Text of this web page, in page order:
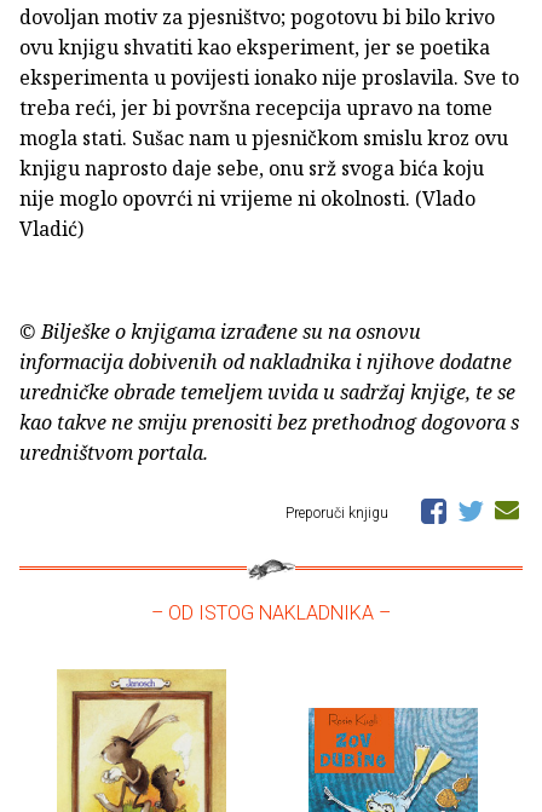
dovoljan motiv za pjesništvo; pogotovu bi bilo krivo
ovu knjigu shvatiti kao eksperiment, jer se poetika
eksperimenta u povijesti ionako nije proslavila. Sve to
treba reći, jer bi površna recepcija upravo na tome
mogla stati. Sušac nam u pjesničkom smislu kroz ovu
knjigu naprosto daje sebe, onu srž svoga bića koju
nije moglo opovrći ni vrijeme ni okolnosti. (Vlado
Vladić)
© Bilješke o knjigama izrađene su na osnovu
informacija dobivenih od nakladnika i njihove dodatne
uredničke obrade temeljem uvida u sadržaj knjige, te se
kao takve ne smiju prenositi bez prethodnog dogovora s
uredništvom portala.
Preporuči knjigu
– OD ISTOG NAKLADNIKA –